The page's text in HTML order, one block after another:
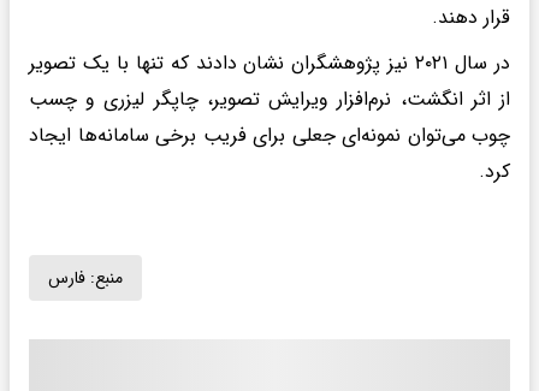
قرار دهند.
در سال ۲۰۲۱ نیز پژوهشگران نشان دادند که تنها با یک تصویر
از اثر انگشت، نرم‌افزار ویرایش تصویر، چاپگر لیزری و چسب
چوب می‌توان نمونه‌ای جعلی برای فریب برخی سامانه‌ها ایجاد
کرد.
منبع: فارس